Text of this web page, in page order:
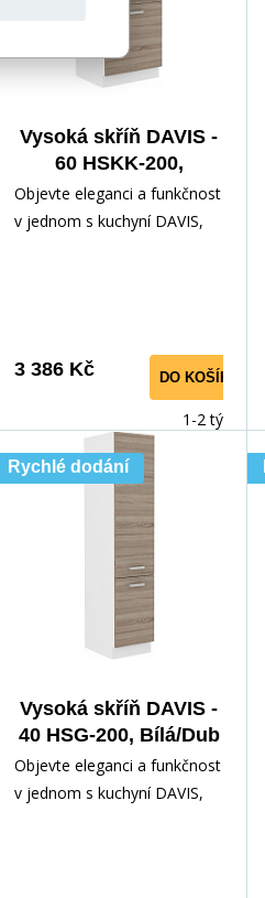
Vysoká skříň DAVIS -
60 HSKK-200,
Bílá/Dub Sonoma
Trufla
Objevte eleganci a funkčnost
v jednom s kuchyní DAVIS,
3 386 Kč DO KOŠÍKU
1-2 týdny
Rychlé dodání
Vysoká skříň DAVIS -
40 HSG-200, Bílá/Dub
Sonoma Trufla
Objevte eleganci a funkčnost
v jednom s kuchyní DAVIS,